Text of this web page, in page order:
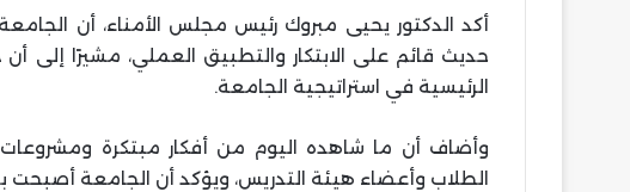
أكد الدكتور يحيى مبروك رئيس مجلس الأمناء، أن
حديث قائم على الابتكار والتطبيق العملي، مشيرًا إلى
الرئيسية في استراتيجية الجامعة.
وأضاف أن ما شاهده اليوم من أفكار مبتكرة
الطلاب وأعضاء هيئة التدريس، ويؤكد أن الجامعة أصبحت